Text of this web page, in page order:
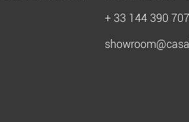
+ 33 144 390 707